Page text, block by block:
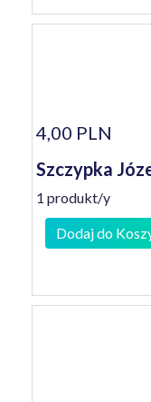
4,00 PLN
Szczypka
1 produkt/y
Dodaj do